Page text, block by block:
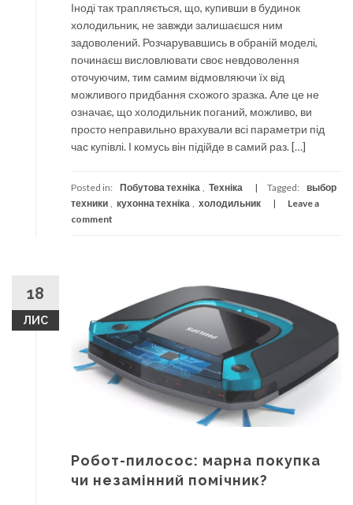
Іноді так трапляється, що, купивши в будинок
холодильник, не завжди залишаєшся ним
задоволений. Розчарувавшись в обраній моделі,
починаєш висловлювати своє невдоволення
оточуючим, тим самим відмовляючи їх від
можливого придбання схожого зразка. Але це не
означає, що холодильник поганий, можливо, ви
просто неправильно врахували всі параметри під
час купівлі. І комусь він підійде в самий раз. […]
Posted in: Побутова техніка , Техніка Tagged:
выбор
техники , кухонна техніка , холодильник
Leave a
comment
18
ЛИС
Робот-пилосос: марна покупка
чи незамінний помічник?